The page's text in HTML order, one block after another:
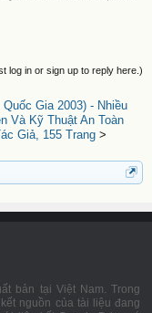
log in or sign up to reply here.)
Gia 2003) - Nhiều
Và Kỹ Thuật An Toàn
Giả, 155 Trang>
bản tại Việt Nam. Trong
nguồn của tài liệu đang